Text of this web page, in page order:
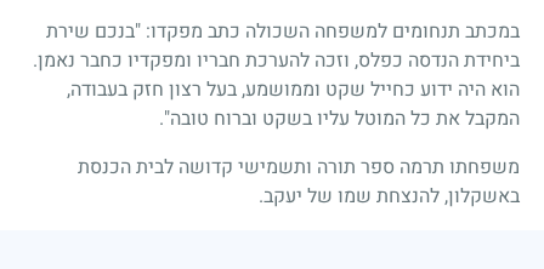
במכתב תנחומים למשפחה השכולה כתב מפקדו: "בנכם שירת
ביחידת הנדסה כפלס, וזכה להערכת חבריו ומפקדיו כחבר נאמן.
הוא היה ידוע כחייל שקט וממושמע, בעל רצון חזק בעבודה,
המקבל את כל המוטל עליו בשקט וברוח טובה".
משפחתו תרמה ספר תורה ותשמישי קדושה לבית הכנסת
באשקלון, להנצחת שמו של יעקב.